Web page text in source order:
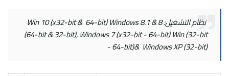
نظام التشغيل: Win 10 (x32-bit & 64-bit) Windows 8.1 & 8
(64-bit & 32-bit), Windows 7 (x32-bit - 64-bit) Win (32-bit
- 64-bit)& Windows XP (32-bit)